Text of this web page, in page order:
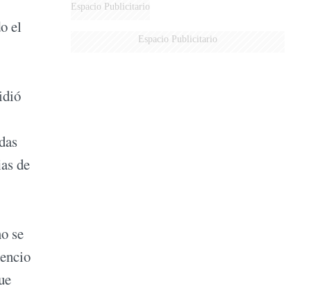
el
de
se
Espacio Publicitario
Espacio Publicitario